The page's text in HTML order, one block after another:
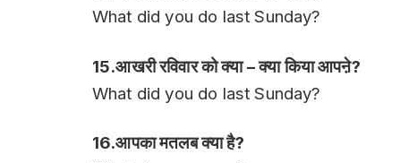
What did you do last Sunday?
15.आखरी रविवार को क्या – क्या किया आपऩे?
What did you do last Sunday?
16.आपका मतलब क्या है?